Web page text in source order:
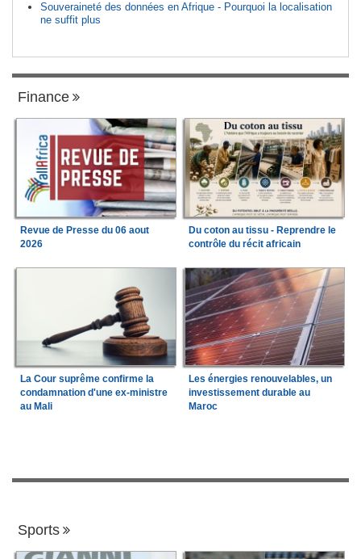
Souveraineté des données en Afrique - Pourquoi la localisation
ne suffit plus
Finance
Revue de Presse du 06 aout
2026
Du coton au tissu - Reprendre le
contrôle du récit africain
La Cour suprême confirme la
condamnation d'une ex-ministre
au Mali
Les énergies renouvelables, un
investissement durable au
Maroc
Sports